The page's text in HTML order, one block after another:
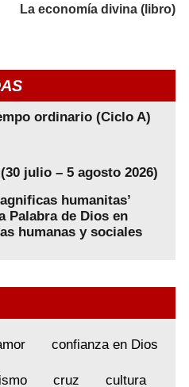
La economía divina (libro)
ordinario (Ciclo A)
julio – 5 agosto 2026)
humanitas’
Palabra de Dios en
humanas y sociales
confianza en Dios
cruz cultura